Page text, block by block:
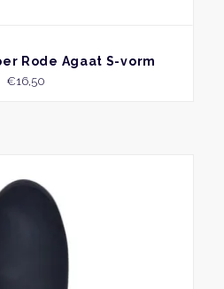
Rode Agaat S-vorm
€16,50